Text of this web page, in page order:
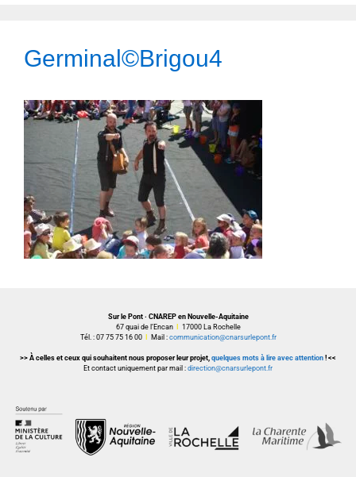
Germinal©Brigou4
Sur le Pont · CNAREP en Nouvelle-Aquitaine
67 quai de l’Encan
17000 La Rochelle
Tél. : 07 75 75 16 00
Mail : communication@cnarsurlepont.fr
>> À celles et ceux qui souhaitent nous proposer leur projet, quelques mots à lire avec attention ! <<
Et contact uniquement par mail : direction@cnarsurlepont.fr